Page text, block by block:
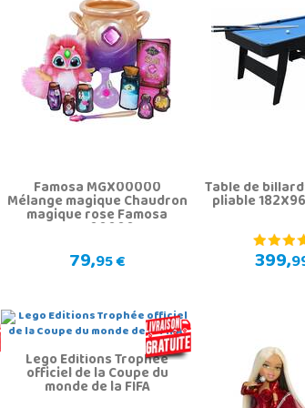
Famosa MGX00000
Mélange magique Chaudron
magique rose Famosa
MGX00000
79,95 €
Table de
pliable
399,
Lego Editions Trophée
officiel de la Coupe du
monde de la FIFA